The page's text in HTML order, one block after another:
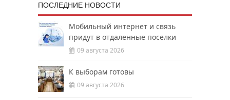
ПОСЛЕДНИЕ НОВОСТИ
Мобильный интернет и связь
придут в отдаленные поселки
09 августа 2026
К выборам готовы
09 августа 2026